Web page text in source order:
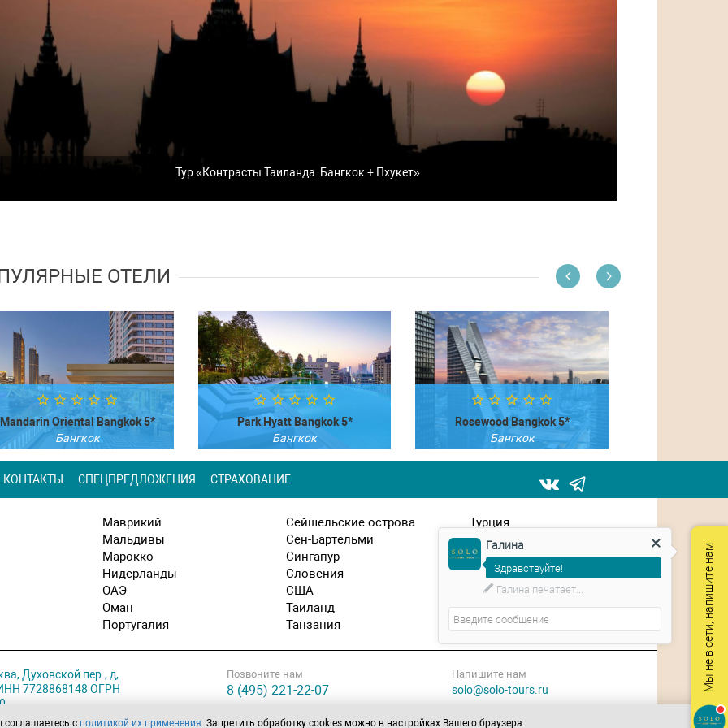
Тур «Контрасты Таиланда: Бангкок + Пхукет»
ОТЕЛИ
Mandarin Oriental Bangkok 5*
Бангкок
Посмотреть
Park Hyatt Bangkok 5*
Бангкок
Посмотреть
Rosewood Bangkok 5*
Бангкок
Посмотреть
PreviousNext
КОНТАКТЫ СПЕЦПРЕДЛОЖЕНИЯ СТРАХОВАНИЕ
Маврикий
Мальдивы
Марокко
Нидерланды
ОАЭ
Оман
Португалия
Сейшельские острова
Сен-Бартельми
Сингапур
Словения
США
Таиланд
Танзания
Турция
Франция
Чехия
Швейцария
ЮАР
Япония
Духовской пер., д,
7728868148 ОГРН
Позвоните нам
8 (495) 221-22-07
Напишите нам
solo@solo-tours.ru
с политикой их применения. Запретить обработку cookies можно в настройках Вашего браузера.
Мы не в сети, напишите нам
Галина
Здравствуйте!
Планируете путешествие?